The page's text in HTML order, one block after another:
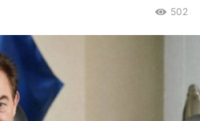
502